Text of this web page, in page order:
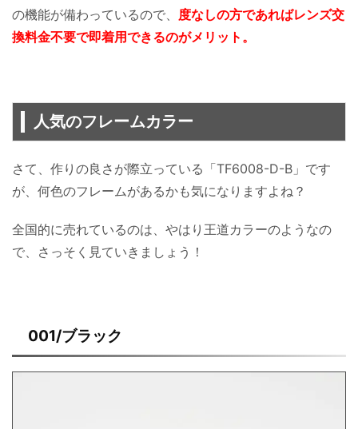
の機能が備わっているので、 度なしの方であればレンズ交
換料金不要で即着用できるのがメリット。
人気のフレームカラー
さて、作りの良さが際立っている「TF6008-D-B」です
が、何色のフレームがあるかも気になりますよね？
全国的に売れているのは、やはり王道カラーのようなの
で、さっそく見ていきましょう！
001/ブラック